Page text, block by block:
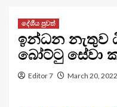
දේශීය පුවත්
ඉන්ධන නැතුව
බෝට්ටු සේවා
Editor 7 March 20, 2022